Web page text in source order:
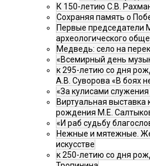
К 150-летию С.В.
Сохраняя память о
Первые председатели
археологического
Медведь: село на
«Всемирный день
к 295-летию со дня
А.В. Суворова «В боях
«За кулисами служения
Виртуальная выставка
рождения М.Е.
«И раб судьбу
Нежные и мятежные.
искусстве
к 250-летию со дня